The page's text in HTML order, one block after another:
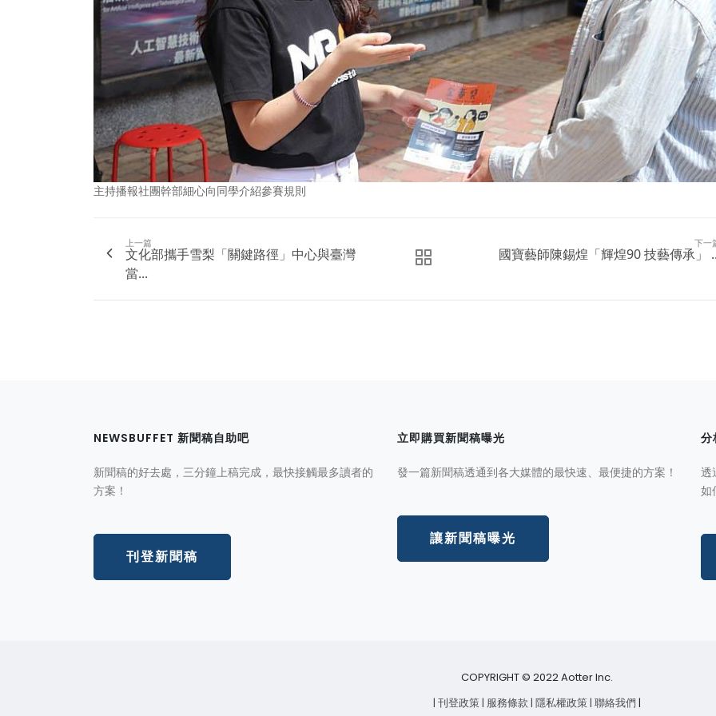
主持播報社團幹部細心向同學介紹參賽規則
上一篇
文化部攜手雪梨「關鍵路徑」中心與臺灣
當...
下一
國寶藝師陳錫煌「輝煌90 技藝傳承」
NEWSBUFFET 新聞稿自助吧
新聞稿的好去處，三分鐘上稿完成，最快接觸最多讀者的
方案！
刊登新聞稿
立即購買新聞稿曝光
發一篇新聞稿透通到各大媒體的最快速、最便捷的方案！
讓新聞稿曝光
分
透
如
COPYRIGHT © 2022 Aotter Inc.
| 刊登政策| 服務條款| 隱私權政策| 聯絡我們 |